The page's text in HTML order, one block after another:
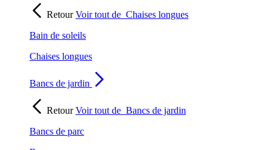
RetourVoir tout de Chaises longues
Bain de soleils
Chaises longues
Bancs de jardin
RetourVoir tout de Bancs de jardin
Bancs de parc